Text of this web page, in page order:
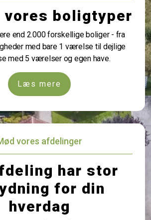
vores boligtyper
end 2.000 forskellige boliger - fra
med bare 1 værelse til dejlige
med 5 værelser og egen have.
Læs mere
vores afdelinger
har stor
for din
hverdag